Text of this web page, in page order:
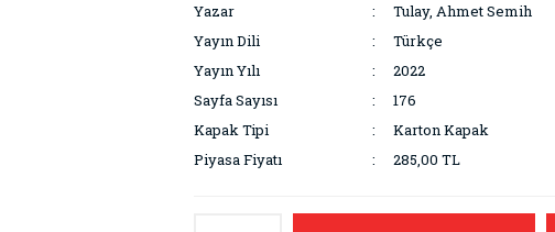
Yazar
Tulay, Ahmet Semih
Yayın Dili
Türkçe
Yayın Yılı
2022
Sayfa Sayısı
176
Kapak Tipi
Karton Kapak
Piyasa Fiyatı
285,00 TL